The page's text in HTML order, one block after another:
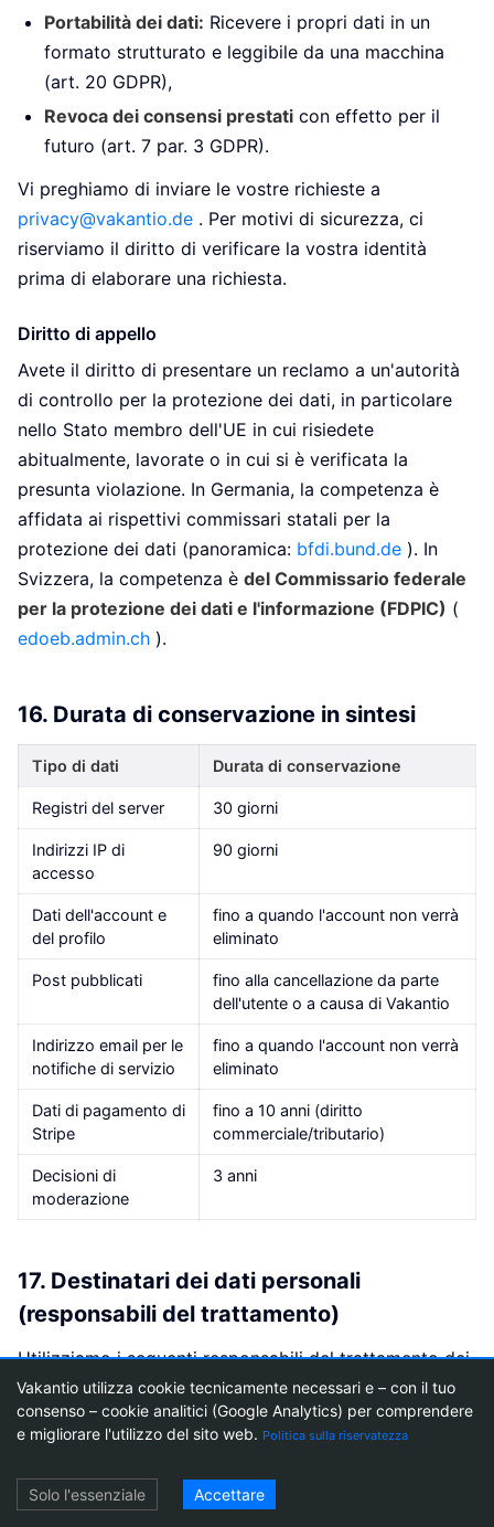
Portabilità dei dati: Ricevere i propri dati in un
formato strutturato e leggibile da una macchina
(art. 20 GDPR),
Revoca dei consensi prestati con effetto per il
futuro (art. 7 par. 3 GDPR).
Vi preghiamo di inviare le vostre richieste a
privacy@vakantio.de . Per motivi di sicurezza, ci
riserviamo il diritto di verificare la vostra identità
prima di elaborare una richiesta.
Diritto di appello
Avete il diritto di presentare un reclamo a un'autorità
di controllo per la protezione dei dati, in particolare
nello Stato membro dell'UE in cui risiedete
abitualmente, lavorate o in cui si è verificata la
presunta violazione. In Germania, la competenza è
affidata ai rispettivi commissari statali per la
protezione dei dati (panoramica: bfdi.bund.de ). In
Svizzera, la competenza è del Commissario federale
per la protezione dei dati e l'informazione (FDPIC) (
edoeb.admin.ch ).
16. Durata di conservazione in sintesi
Tipo di dati Durata di conservazione
Registri del server 30 giorni
Indirizzi IP di
accesso
90 giorni
Dati dell'account e
del profilo
fino a quando l'account non verrà
eliminato
Post pubblicati
fino alla cancellazione da parte
dell'utente o a causa di Vakantio
Indirizzo email per le
notifiche di servizio
fino a quando l'account non verrà
eliminato
Dati di pagamento di
Stripe
fino a 10 anni (diritto
commerciale/tributario)
Decisioni di
moderazione
3 anni
17. Destinatari dei dati personali
(responsabili del trattamento)
Utilizziamo i seguenti responsabili del trattamento dei
dati. Abbiamo stipulato contratti con tutti i fornitori in
conformità all'articolo 28 del GDPR; per i trasferimenti
verso paesi terzi, disponiamo inoltre di clausole
contrattuali standard e/o decisioni di adeguatezza.
Vakantio utilizza cookie tecnicamente necessari e – con il tuo
consenso – cookie analitici (Google Analytics) per comprendere
e migliorare l'utilizzo del sito web. Politica sulla riservatezza
Solo l'essenziale Accettare